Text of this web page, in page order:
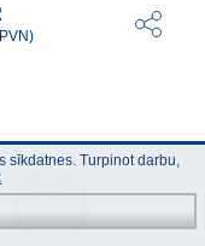
Turpinot darbu,